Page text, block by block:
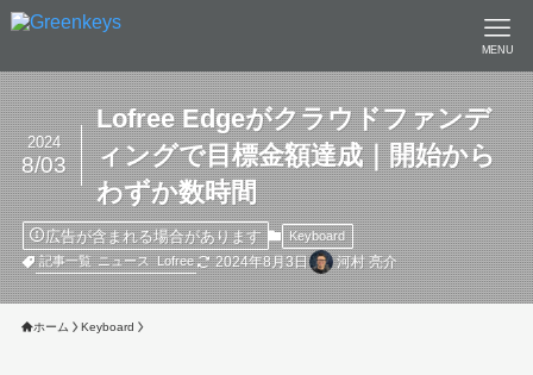
MENU
Lofree Edgeがクラウドファンデ
ィングで目標金額達成｜開始から
わずか数時間
2024
8/03
広告が含まれる場合があります
Keyboard
記事一覧 ニュース Lofree 2024年8月3日 河村 亮介
ホーム Keyboard